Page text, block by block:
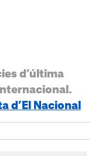
d’última
d’El Nacional